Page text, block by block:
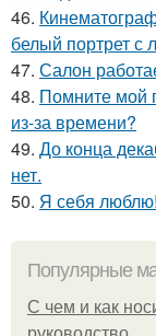
46.
белый портрет с
47. Салон
48. Помните мой
из-за времени?
49. До конца
нет.
50. Я себя люблю!
Популярные
С чем и как